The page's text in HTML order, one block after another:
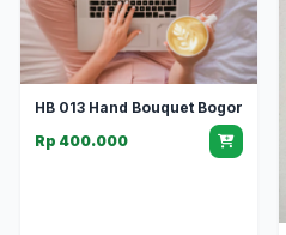
HB 013 Hand Bouquet Bogor
Rp 400.000